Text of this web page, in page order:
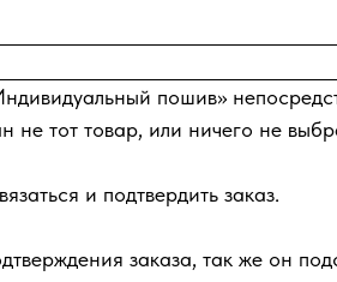
пошив»
тот товар, или ничего не
и подтвердить заказ.
заказа, так же он